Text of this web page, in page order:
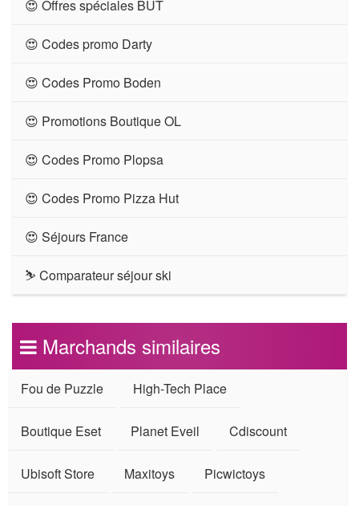
😍 Offres spéciales BUT
😍 Codes promo Darty
😍 Codes Promo Boden
😍 Promotions Boutique OL
😍 Codes Promo Plopsa
😍 Codes Promo Pizza Hut
😍 Séjours France
⛷ Comparateur séjour ski
Marchands similaires
Fou de Puzzle High-Tech Place
Boutique Eset Planet Eveil Cdiscount
Ubisoft Store Maxitoys Picwictoys